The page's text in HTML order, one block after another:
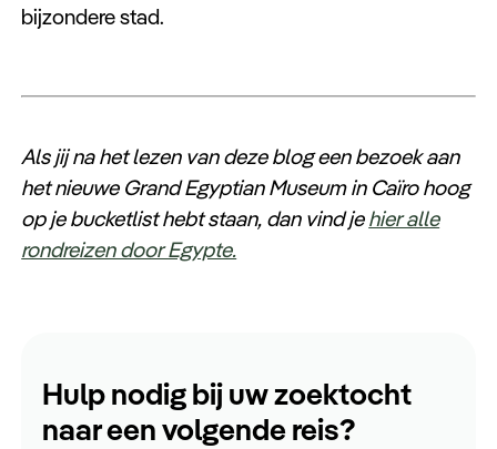
bijzondere stad.
Als jij na het lezen van deze blog een bezoek aan
het nieuwe Grand Egyptian Museum in Caïro hoog
op je bucketlist hebt staan, dan vind jehier alle
rondreizen door Egypte.
Hulp nodig bij uw zoektocht
naar een volgende reis?